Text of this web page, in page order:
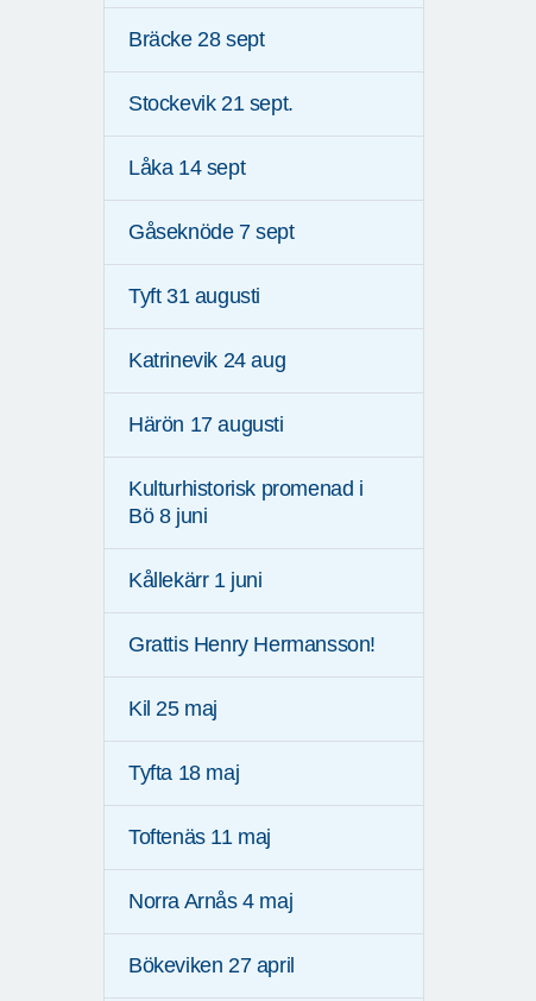
Bräcke 28 sept
Stockevik 21 sept.
Låka 14 sept
Gåseknöde 7 sept
Tyft 31 augusti
Katrinevik 24 aug
Härön 17 augusti
Kulturhistorisk promenad i
Bö 8 juni
Kållekärr 1 juni
Grattis Henry Hermansson!
Kil 25 maj
Tyfta 18 maj
Toftenäs 11 maj
Norra Arnås 4 maj
Bökeviken 27 april